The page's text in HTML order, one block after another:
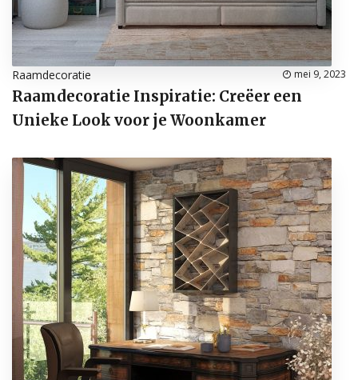
Raamdecoratie mei 9, 2023
Raamdecoratie Inspiratie: Creëer een
Unieke Look voor je Woonkamer